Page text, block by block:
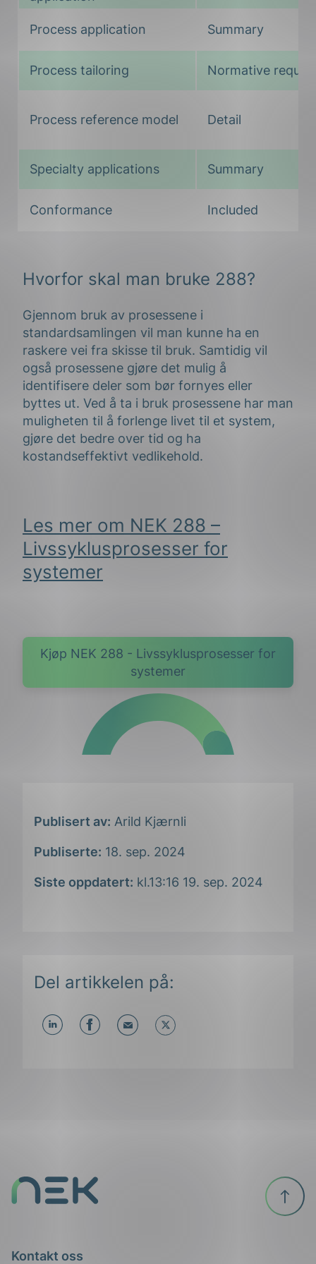
Process application Summary
Process tailoring Normative
Process reference model Detail
Specialty applications Summary
Conformance Included
Hvorfor skal man bruke 288?
Gjennom bruk av prosessene i
standardsamlingen vil man kunne ha en
raskere vei fra skisse til bruk. Samtidig vil
også prosessene gjøre det mulig å
identifisere deler som bør fornyes eller
byttes ut. Ved å ta i bruk prosessene har man
muligheten til å forlenge livet til et system,
gjøre det bedre over tid og ha
kostandseffektivt vedlikehold.
Les mer om NEK 288 –
Livssyklusprosesser for
systemer
Kjøp NEK 288 - Livssyklusprosesser for
systemer
Publisert av: Arild Kjærnli
Publiserte: 18. sep. 2024
Siste oppdatert: kl.13:16 19. sep. 2024
Del artikkelen på:
Kontakt oss
Til
toppen